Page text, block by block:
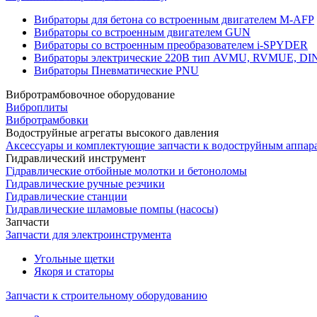
Вибраторы для бетона со встроенным двигателем M-AFP
Вибраторы со встроенным двигателем GUN
Вибраторы со встроенным преобразователем i-SPYDER
Вибраторы электрические 220B тип AVMU, RVMUE,
Вибраторы Пневматические PNU
Вибротрамбовочное оборудование
Виброплиты
Вибротрамбовки
Водоструйные агрегаты высокого давления
Аксессуары и комплектующие запчасти к водоструйным
Гидравлический инструмент
Гідравлические отбойные молотки и бетоноломы
Гидравлические ручные резчики
Гидравлические станции
Гидравлические шламовые помпы (насосы)
Запчасти
Запчасти для электроинструмента
Угольные щетки
Якоря и статоры
Запчасти к строительному оборудованию